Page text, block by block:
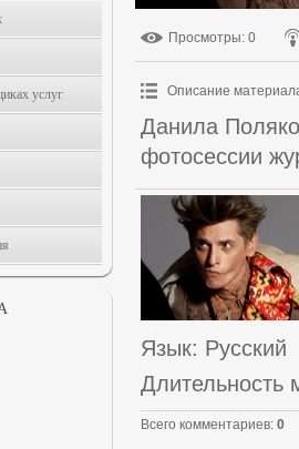
Просмотры: 0
Описание
Данила
фотосессии
Язык: Русский
Длительность
Всего комментариев: 0
услуг